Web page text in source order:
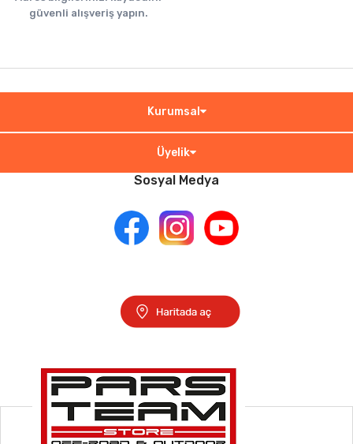
güvenli alışveriş yapın.
Kurumsal
Üyelik
Sosyal Medya